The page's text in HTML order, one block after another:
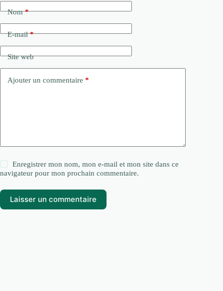
Nom*
E-mail*
Site web
Ajouter un commentaire *
Enregistrer mon nom, mon e-mail et mon site dans ce
navigateur pour mon prochain commentaire.
Laisser un commentaire